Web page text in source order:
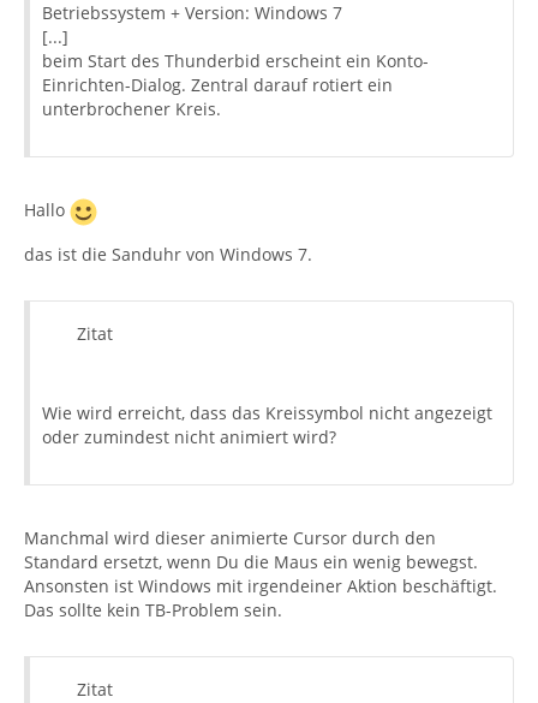
Betriebssystem + Version: Windows 7
[...]
beim Start des Thunderbid erscheint ein Konto-
Einrichten-Dialog. Zentral darauf rotiert ein
unterbrochener Kreis.
Hallo
das ist die Sanduhr von Windows 7.
Zitat
Wie wird erreicht, dass das Kreissymbol nicht angezeigt
oder zumindest nicht animiert wird?
Manchmal wird dieser animierte Cursor durch den
Standard ersetzt, wenn Du die Maus ein wenig bewegst.
Ansonsten ist Windows mit irgendeiner Aktion beschäftigt.
Das sollte kein TB-Problem sein.
Zitat